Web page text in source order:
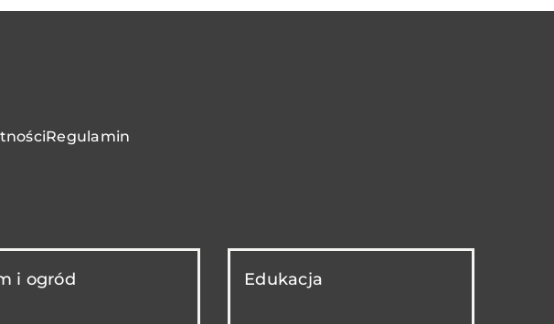
Regulamin
i ogród Edukacja